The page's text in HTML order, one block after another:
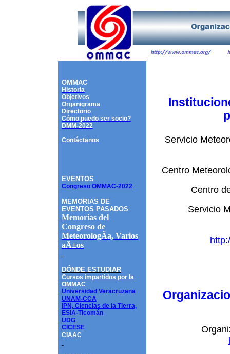
OMMAC
Historia
Objetivos
Organigrama
Directorio
Cómo puedo ser socio?
DMM-2022
Contáctanos
EVENTOS
Congreso OMMAC-2022
MEMORIAS DE
EVENTOS PASADOS
Memorias del
Congreso de
MeteorologÃ­a, Varios
aÃ±os
DÓNDE ESTUDIAR
Cursos impartidos por la
OMMAC
Universidad Veracruzana
UNAM-CCA
IPN, Ciencias de la Tierra,
ESIA-Ticomán
UDG
CICESE
CIAAC
Servicio
Centro
Centro
Servicio